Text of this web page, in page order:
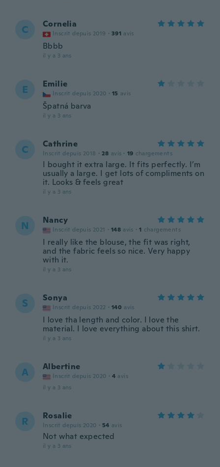
C Cornelia
Inscrit depuis 2019 · 391 avis
Bbbb
il y a 3 ans
E Emilie
Inscrit depuis 2020 · 15 avis
Špatná barva
il y a 3 ans
C Cathrine
Inscrit depuis 2018 · 28 avis · 19 chargements
I bought it extra large. It fits perfectly. I’m
usually a large. I get lots of compliments on
it. Looks & feels great
il y a 3 ans
N Nancy
Inscrit depuis 2021 · 148 avis · 1 chargements
I really like the blouse, the fit was right,
and the fabric feels so nice. Very happy
with it.
il y a 3 ans
S Sonya
Inscrit depuis 2022 · 140 avis
I love tha length and color. I love the
material. I love everything about this shirt.
il y a 3 ans
A Albertine
Inscrit depuis 2020 · 4 avis
il y a 3 ans
R Rosalie
Inscrit depuis 2020 · 54 avis
Not what expected
il y a 3 ans